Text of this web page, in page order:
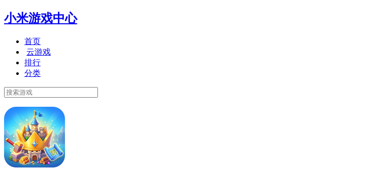
小米游戏中心
首页
云游戏
排行
分类